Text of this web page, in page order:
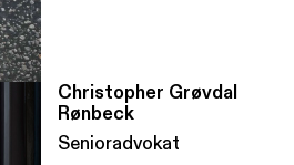
Christopher Grøvdal
Rønbeck
Senioradvokat